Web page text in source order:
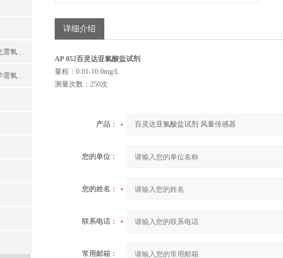
BOD测定仪/BOD分析仪/生化需氧量测定仪
COD测定仪/COD分析仪/化学需氧量测定仪
详细介绍
AP 052百灵达亚氯酸盐试剂
量程：0.01-10.0mg/L
测量次数：250次
产品：
您的单位：
您的姓名：
联系电话：
常用邮箱：